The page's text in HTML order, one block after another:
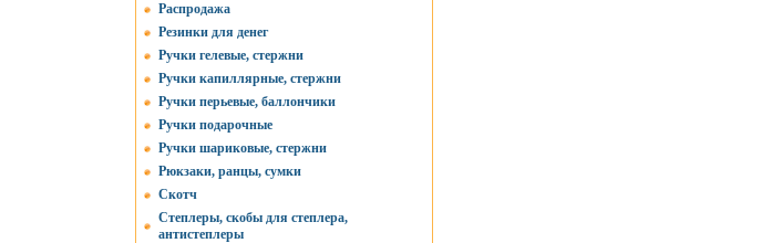
Распродажа
Резинки для денег
Ручки гелевые, стержни
Ручки капиллярные, стержни
Ручки перьевые, баллончики
Ручки подарочные
Ручки шариковые, стержни
Рюкзаки, ранцы, сумки
Скотч
Степлеры, скобы для степлера,
антистеплеры